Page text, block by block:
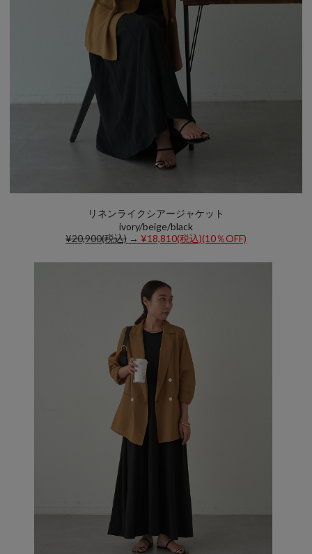
リネンライクシアージャケット
ivory/beige/black
¥20,900(税込) → ¥18,810(税込)(10％OFF)